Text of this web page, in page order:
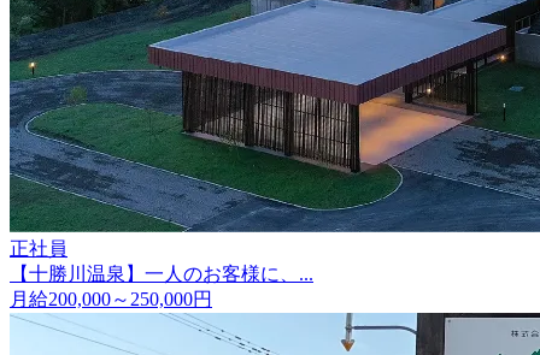
正社員
【十勝川温泉】一人のお客様に、...
月給200,000～250,000円